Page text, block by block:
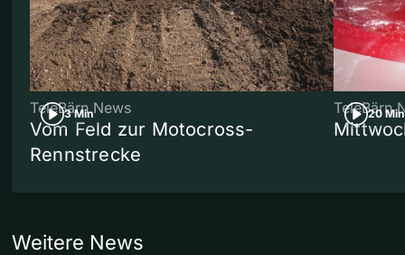
3 Min
TeleBärn News
Vom Feld zur Motocross-
Rennstrecke
20 Min
TeleBärn
Weitere News